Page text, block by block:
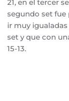
21, en el tercer
segundo set fue
ir muy
set y que con
15-13.